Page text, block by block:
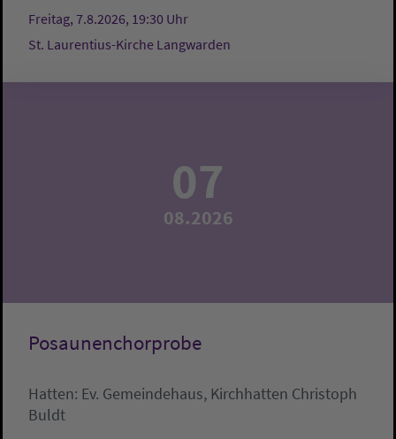
Freitag, 7.8.2026, 19:30 Uhr
St. Laurentius-Kirche Langwarden
07
08.2026
Posaunenchorprobe
Hatten: Ev. Gemeindehaus, Kirchhatten Christoph
Buldt